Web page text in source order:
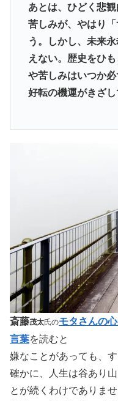
あとは、ひどく悲
苦しみが、やはり
う。しかし、未来
えない。歴史をひ
や苦しみはいつか
好転の機運がきざし
斎藤茂太氏のモタさんの
言葉を読むと
嫌なことがあっても、
確かに、人生は谷あり
とが続くわけでありませ